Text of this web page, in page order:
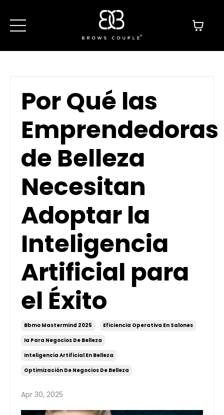
Por Qué las
Emprendedoras
de Belleza
Necesitan
Adoptar la
Inteligencia
Artificial para
el Éxito
Bbmo Mastermind 2025
Eficiencia Operativa En Salones
Ia Para Negocios De Belleza
Inteligencia Artificial En Belleza
Optimización De Negocios De Belleza
Apr 30, 2025